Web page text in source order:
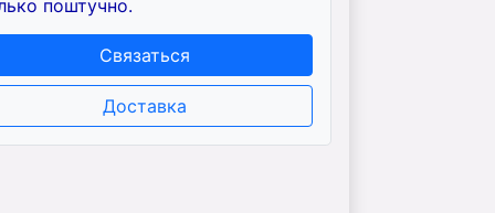
поштучно.
Связаться
Доставка